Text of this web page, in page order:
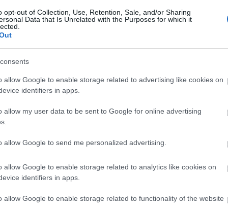
opt-out of Collection, Use, Retention, Sale, and/or Sharing
Data that Is Unrelated with the Purposes for which it
allow Google to enable storage related to advertising like cookies on
identifiers in apps.
allow my user data to be sent to Google for online advertising
allow Google to send me personalized advertising.
allow Google to enable storage related to analytics like cookies on
identifiers in apps.
allow Google to enable storage related to functionality of the website
jeg syntes langrenn var det aller morsomste. Det
har jeg fulgt veldig godt med. Det har blitt
at når det er langrenn, da får jeg lov til å se.
når vi kommer hjem fra tur. Det er min
og skiskyting, men med årene har interessen for
og kåringer. Før OL i Pyeongchang i 2018 lagde
gjennom tidene.
og systematisk sette den sammen. Det begynte
jo opp såpass seint. Det første jeg gjorde var